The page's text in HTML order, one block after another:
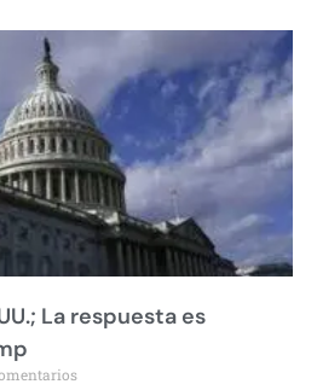
La respuesta es